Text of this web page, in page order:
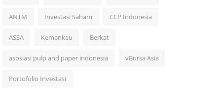
ANTM Investasi Saham CCP Indonesia
ASSA Kemenkeu Berkat
asosiasi pulp and paper indonesia vBursa Asia
Portofolio Investasi